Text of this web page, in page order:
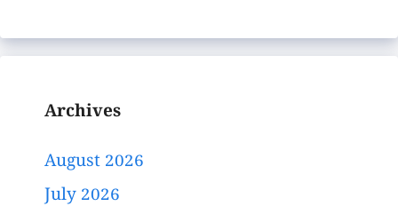
Archives
August 2026
July 2026